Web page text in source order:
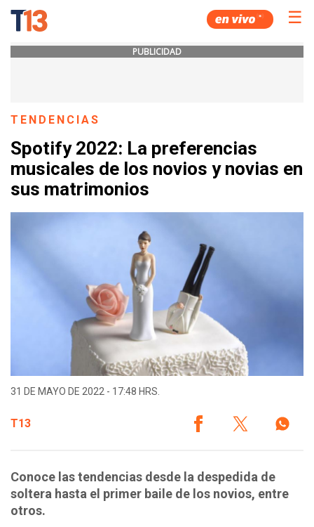
☰
PUBLICIDAD
TENDENCIAS
Spotify 2022: La preferencias
musicales de los novios y novias en
sus matrimonios
31 DE MAYO DE 2022 - 17:48 HRS.
T13
Conoce las tendencias desde la despedida de
soltera hasta el primer baile de los novios, entre
otros.